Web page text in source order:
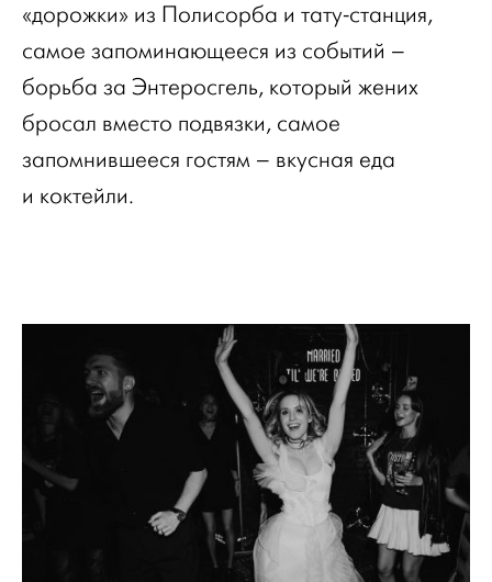
«дорожки» из Полисорба и тату-станция,
самое запоминающееся из событий –
борьба за Энтеросгель, который жених
бросал вместо подвязки, самое
запомнившееся гостям – вкусная еда
и коктейли.